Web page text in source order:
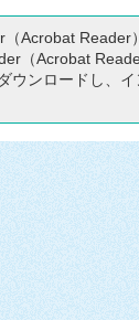
Acrobat Reader
（Acrobat
ウンロードし、